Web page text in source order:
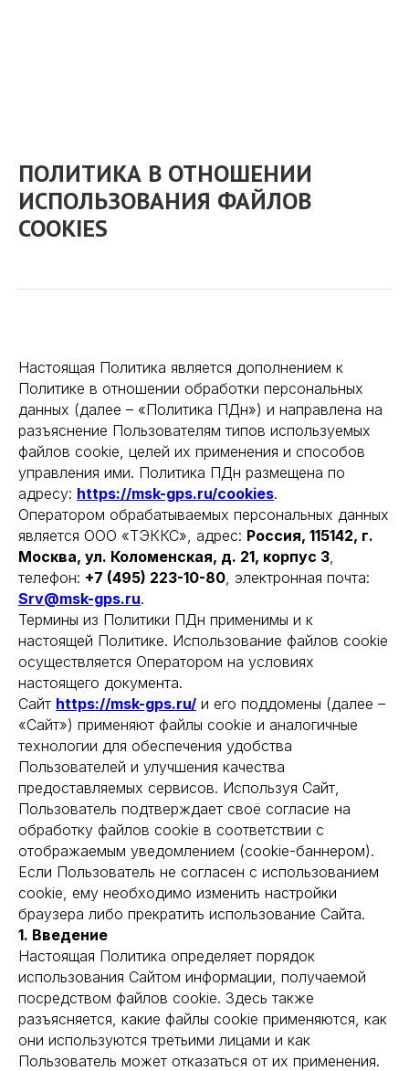
ПОЛИТИКА В ОТНОШЕНИИ
ИСПОЛЬЗОВАНИЯ ФАЙЛОВ
COOKIES
Настоящая Политика является дополнением к
Политике в отношении обработки персональных
данных (далее – «Политика ПДн») и направлена на
разъяснение Пользователям типов используемых
файлов cookie, целей их применения и способов
управления ими. Политика ПДн размещена по
адресу: https://msk-gps.ru/cookies.
Оператором обрабатываемых персональных данных
является ООО «ТЭККС», адрес: Россия, 115142, г.
Москва, ул. Коломенская, д. 21, корпус 3,
телефон: +7 (495) 223-10-80, электронная почта:
Srv@msk-gps.ru.
Термины из Политики ПДн применимы и к
настоящей Политике. Использование файлов cookie
осуществляется Оператором на условиях
настоящего документа.
Сайт https://msk-gps.ru/ и его поддомены (далее –
«Сайт») применяют файлы cookie и аналогичные
технологии для обеспечения удобства
Пользователей и улучшения качества
предоставляемых сервисов. Используя Сайт,
Пользователь подтверждает своё согласие на
обработку файлов cookie в соответствии с
отображаемым уведомлением (cookie-баннером).
Если Пользователь не согласен с использованием
cookie, ему необходимо изменить настройки
браузера либо прекратить использование Сайта.
1. Введение
Настоящая Политика определяет порядок
использования Сайтом информации, получаемой
посредством файлов cookie. Здесь также
разъясняется, какие файлы cookie применяются, как
они используются третьими лицами и как
Пользователь может отказаться от их применения.